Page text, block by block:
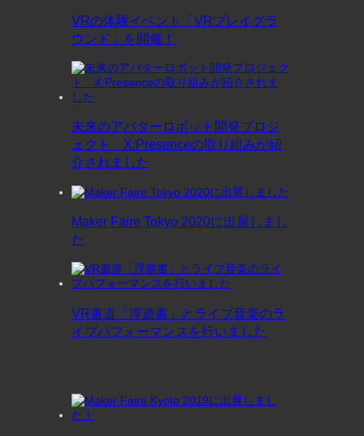
VRの体験イベント「VRプレイグラ
ウンド」を開催！
未来のアバターロボット開発プロジ
ェクト X:Presenceの取り組みが紹
介されました
Maker Faire Tokyo 2020に出展しまし
た
VR書道「浮遊書」とライブ音楽のラ
イブパフォーマンスを行いました